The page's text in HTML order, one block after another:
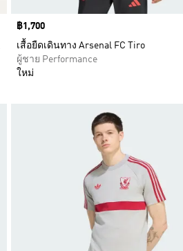
Price
฿1,700
เสื้อยืดเดินทาง Arsenal FC Tiro
ผู้ชาย Performance
ใหม่
เพิ่มไปยังรายการสินค้าโปรด